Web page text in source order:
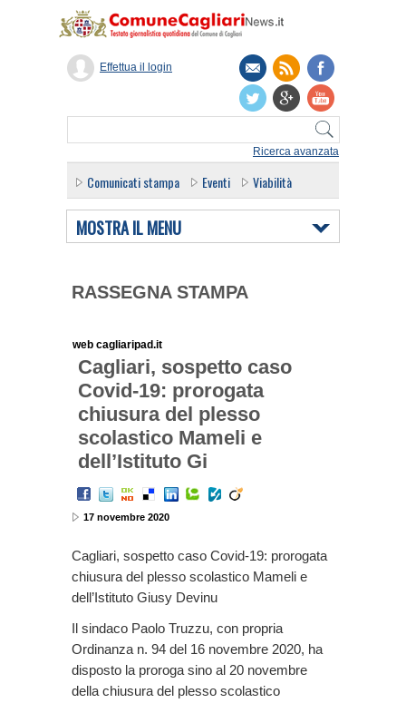
Ricerca avanzata
Effettua il login
Comunicati stampa Eventi Viabilità
MOSTRA IL MENU
RASSEGNA STAMPA
web cagliaripad.it
Cagliari, sospetto caso
Covid-19: prorogata
chiusura del plesso
scolastico Mameli e
dell’Istituto Gi
17 novembre 2020
Cagliari, sospetto caso Covid-19: prorogata
chiusura del plesso scolastico Mameli e
dell’Istituto Giusy Devinu
Il sindaco Paolo Truzzu, con propria
Ordinanza n. 94 del 16 novembre 2020, ha
disposto la proroga sino al 20 novembre
della chiusura del plesso scolastico